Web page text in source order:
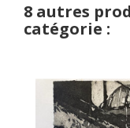
8 autres
catégorie :